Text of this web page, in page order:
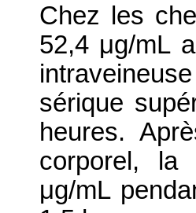
Chez les
52,4 μg/mL
sérique
heures.
corporel, la
μg/mL